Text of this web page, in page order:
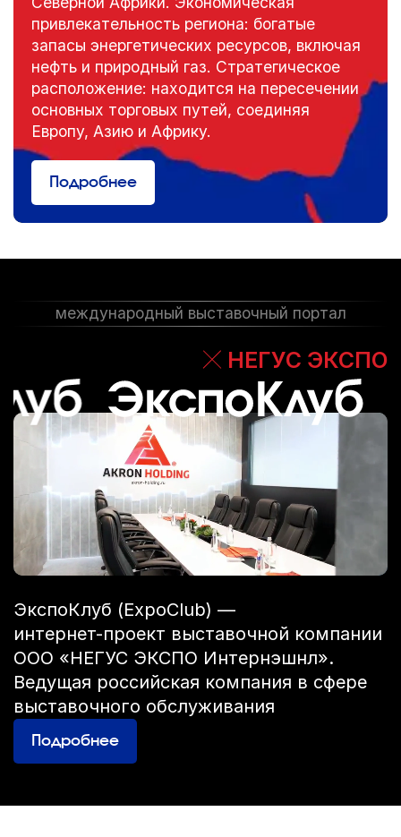
Добавить мероприятие
привлекательность региона: богатые
запасы энергетических ресурсов, включая
нефть и природный газ. Стратегическое
расположение: находится на пересечении
основных торговых путей, соединяя
Европу, Азию и Африку.
Подробнее
международный выставочный портал
НЕГУС ЭКСПО
ЭкспоКлуб (ExpoClub) —
интернет-проект выставочной компании
ООО «НЕГУС ЭКСПО Интернэшнл».
Ведущая российская компания в сфере
выставочного обслуживания
Подробнее